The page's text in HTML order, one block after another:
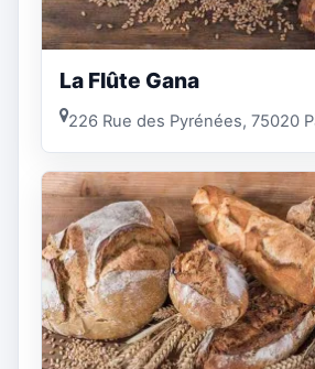
La Flûte Gana
226 Rue des Pyrénées, 75020